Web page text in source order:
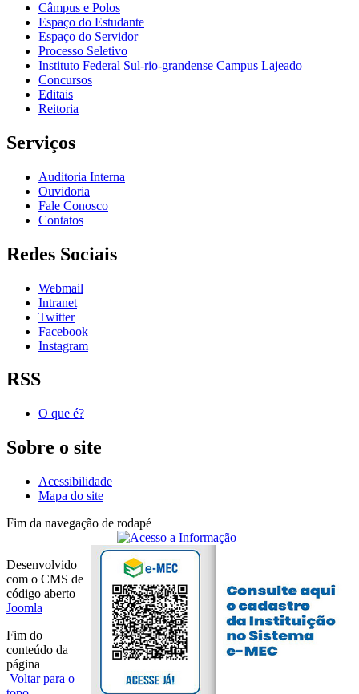
Câmpus e Polos
Espaço do Estudante
Espaço do Servidor
Processo Seletivo
Instituto Federal Sul-rio-grandense Campus Lajeado
Concursos
Editais
Reitoria
Serviços
Auditoria Interna
Ouvidoria
Fale Conosco
Contatos
Redes Sociais
Webmail
Intranet
Twitter
Facebook
Instagram
RSS
O que é?
Sobre o site
Acessibilidade
Mapa do site
Fim da navegação de rodapé
Desenvolvido
com o CMS de
código aberto
Joomla
Fim do
conteúdo da
página
Voltar para o